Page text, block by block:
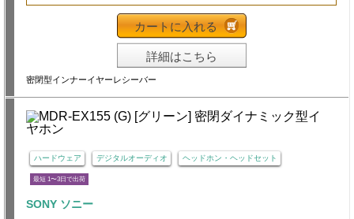
カートに入れる
詳細はこちら
密閉型インナーイヤーレシーバー
ハードウェア デジタルオーディオ ヘッドホン・ヘッドセット
最短 1〜3日で出荷
SONY ソニー